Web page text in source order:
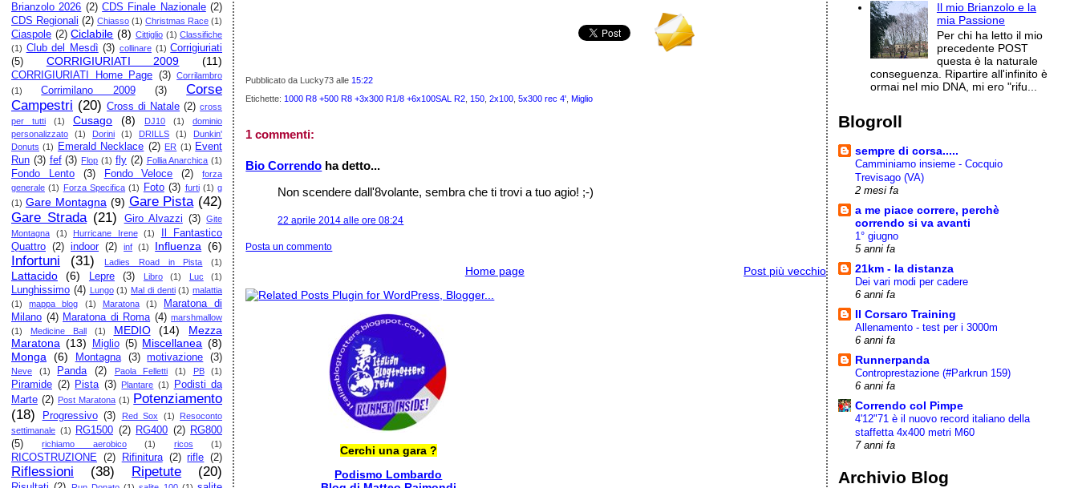
Brianzolo 2026 (2) CDS Finale Nazionale (2)
CDS Regionali (2) Chiasso (1) Christmas Race (1)
Ciaspole (2) Ciclabile (8) Cittiglio (1) Classifiche
(1) Club del Mesdì (3) collinare (1) Corrigiuriati
(5)
CORRIGIURIATI 2009 (11)
CORRIGIURIATI Home Page (3)
Corrilambro
(1)
Corrimilano 2009 (3)
Corse
Campestri (20) Cross di Natale (2) cross
per tutti
(1) Cusago (8) DJ10 (1)
dominio
personalizzato
(1) Dorini (1) DRILLS (1)
Dunkin'
Donuts (1) Emerald Necklace (2) ER (1) Event
Run (3) fef (3) Flop (1) fly (2) Follia Anarchica (1)
Fondo Lento (3) Fondo Veloce (2)
forza
generale (1) Forza Specifica (1) Foto (3) furti (1) g
(1) Gare Montagna (9) Gare Pista (42)
Gare Strada (21) Giro Alvazzi (3)
Gite
Montagna
(1) Hurricane Irene (1)
Il Fantastico
Quattro (2) indoor (2) inf (1) Influenza (6)
Infortuni (31) Ladies Road in Pista (1)
Lattacido (6) Lepre (3) Libro (1) Luc (1)
Lunghissimo (4) Lungo (1) Mal di denti (1) malattia
(1)
mappa blog (1) Maratona (1)
Maratona di
Milano (4) Maratona di Roma (4) marshmallow
(1)
Medicine Ball (1) MEDIO (14)
Mezza
Maratona (13) Miglio (5) Miscellanea (8)
Monga
(6) Montagna (3) motivazione (3)
Neve (1) Panda (2) Paola Felletti (1) PB (1)
Piramide (2) Pista (3) Plantare (1)
Podisti da
Marte (2) Post Maratona (1) Potenziamento
(18)
Progressivo (3) Red Sox (1)
Resoconto
settimanale (1) RG1500 (2) RG400 (2) RG800
(5)
richiamo aerobico (1) ricos (1)
RICOSTRUZIONE (2) Rifinitura (2) rifle (2)
Riflessioni (38) Ripetute (20)
Pubblicato da Lucky73alle 15:22
Etichette: 1000 R8 +500 R8 +3x300 R1/8 +6x100SAL R2 150 ,2x100 ,5x300 rec 4' Miglio
1 commenti:
Bio Correndo ha detto...
Non scendere dall'8volante, sembra che ti trovi a tuo agio! ;-)
22 aprile 2014 alle ore 08:24
Posta un commento
Post più vecchio
Home page
Cerchi una gara ?
Podismo Lombardo
Il mio Brianzolo e la
mia Passione
Per chi ha letto il mio
precedente POST
questa è la naturale
conseguenza. Ripartire all'infinito è
ormai nel mio DNA, mi ero "rifu...
Blogroll
sempre di corsa.....
Camminiamo insieme - Cocquio
Trevisago (VA)
2 mesi fa
a me piace correre, perchè
correndo si va avanti
1° giugno
5 anni fa
21km - la distanza
Dei vari modi per cadere
6 anni fa
Il Corsaro Training
Allenamento - test per i 3000m
6 anni fa
Runnerpanda
Controprestazione (#Parkrun 159)
6 anni fa
Correndo col Pimpe
4'12"71 è il nuovo record italiano della
staffetta 4x400 metri M60
7 anni fa
Archivio Blog